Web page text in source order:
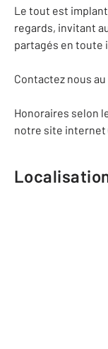
Le tout est
regards, invitant
partagés en toute
Contactez nous au
Honoraires selon
notre site internet